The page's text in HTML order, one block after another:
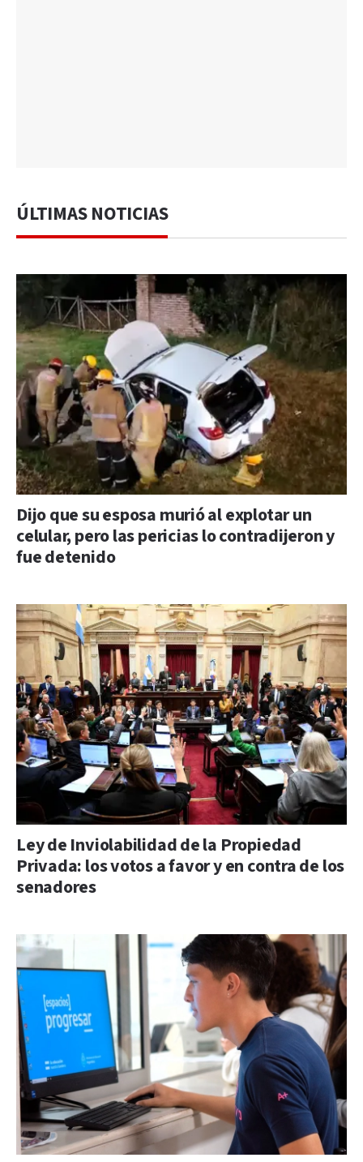
ÚLTIMAS NOTICIAS
Dijo que su esposa murió al explotar un
celular, pero las pericias lo contradijeron y
fue detenido
Ley de Inviolabilidad de la Propiedad
Privada: los votos a favor y en contra de los
senadores